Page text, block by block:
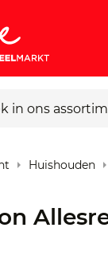
Huishouden